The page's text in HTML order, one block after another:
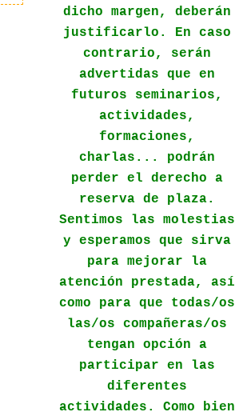
dicho margen, deberán
justificarlo. En caso
contrario, serán
advertidas que en
futuros seminarios,
actividades,
formaciones,
charlas... podrán
perder el derecho a
reserva de plaza.
Sentimos las molestias
y esperamos que sirva
para mejorar la
atención prestada, así
como para que todas/os
las/os compañeras/os
tengan opción a
participar en las
diferentes
actividades. Como bien